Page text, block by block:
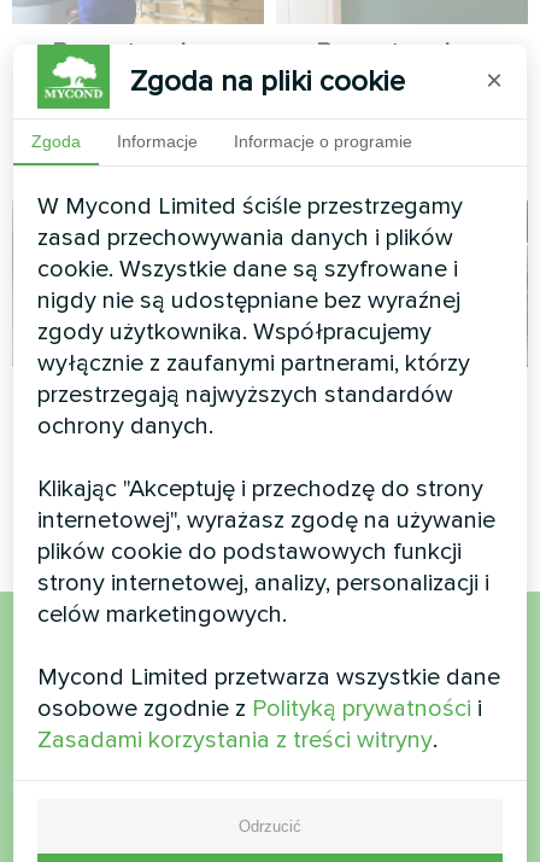
Prywatny dom
Pompа ciepła split, seria HEVI
Prywatny dom
Mycond ORB Heat
Prywatny dom
Klimakonwektor
artystów, seria Silent
Biuro administracji
seria Arctic Home Basic
Chcesz kupić lub masz
pytania?
Nazwa
Zgoda na pliki cookie ×
Zgoda Informacje Informacje o programie
W Mycond Limited ściśle przestrzegamy
zasad przechowywania danych i plików
cookie. Wszystkie dane są szyfrowane i
nigdy nie są udostępniane bez wyraźnej
zgody użytkownika. Współpracujemy
wyłącznie z zaufanymi partnerami, którzy
przestrzegają najwyższych standardów
ochrony danych.
Klikając "Akceptuję i przechodzę do strony
internetowej", wyrażasz zgodę na używanie
plików cookie do podstawowych funkcji
strony internetowej, analizy, personalizacji i
celów marketingowych.
Mycond Limited przetwarza wszystkie dane
osobowe zgodnie z Polityką prywatności i
Zasadami korzystania z treści witryny.
Odrzucić